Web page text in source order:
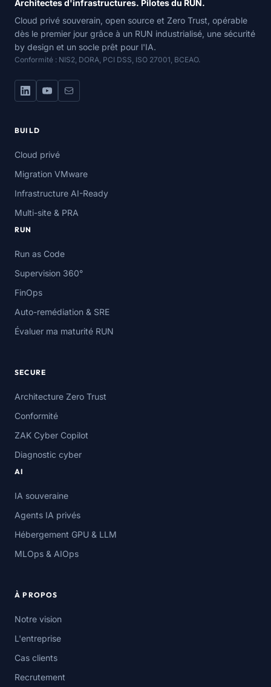
Architectes d'infrastructures. Pilotes du RUN.
Cloud privé souverain, open source et Zero Trust, opérable
dès le premier jour grâce à un RUN industrialisé, une sécurité
by design et un socle prêt pour l'IA.
Conformité : NIS2, DORA, PCI DSS, ISO 27001, BCEAO.
BUILD
Cloud privé
Migration VMware
Infrastructure AI-Ready
Multi-site & PRA
RUN
Run as Code
Supervision 360°
FinOps
Auto-remédiation & SRE
Évaluer ma maturité RUN
SECURE
Architecture Zero Trust
Conformité
ZAK Cyber Copilot
Diagnostic cyber
AI
IA souveraine
Agents IA privés
Hébergement GPU & LLM
MLOps & AIOps
À PROPOS
Notre vision
L'entreprise
Cas clients
Recrutement